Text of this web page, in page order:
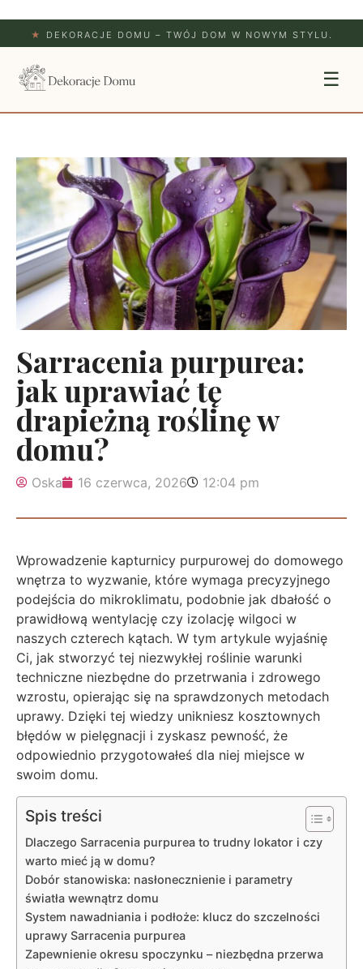
★ DEKORACJE DOMU – TWÓJ DOM W NOWYM STYLU.
☰
Sarracenia purpurea:
jak uprawiać tę
drapieżną roślinę w
domu?
Oska 16 czerwca, 2026 12:04 pm
Wprowadzenie kapturnicy purpurowej do domowego
wnętrza to wyzwanie, które wymaga precyzyjnego
podejścia do mikroklimatu, podobnie jak dbałość o
prawidłową wentylację czy izolację wilgoci w
naszych czterech kątach. W tym artykule wyjaśnię
Ci, jak stworzyć tej niezwykłej roślinie warunki
techniczne niezbędne do przetrwania i zdrowego
wzrostu, opierając się na sprawdzonych metodach
uprawy. Dzięki tej wiedzy unikniesz kosztownych
błędów w pielęgnacji i zyskasz pewność, że
odpowiednio przygotowałeś dla niej miejsce w
swoim domu.
Spis treści
Dlaczego Sarracenia purpurea to trudny lokator i czy
warto mieć ją w domu?
Dobór stanowiska: nasłonecznienie i parametry
światła wewnątrz domu
System nawadniania i podłoże: klucz do szczelności
uprawy Sarracenia purpurea
Zapewnienie okresu spoczynku – niezbędna przerwa